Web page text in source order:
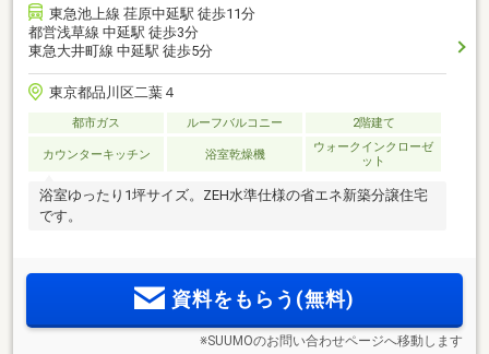
東急池上線 荏原中延駅 徒歩11分
都営浅草線 中延駅 徒歩3分
東急大井町線 中延駅 徒歩5分
東京都品川区二葉４
都市ガス ルーフバルコニー 2階建て
カウンターキッチン 浴室乾燥機
ウォークインクローゼ
ット
浴室ゆったり1坪サイズ。ZEH水準仕様の省エネ新築分譲住宅
です。
資料をもらう(無料)
※SUUMOのお問い合わせページへ移動します